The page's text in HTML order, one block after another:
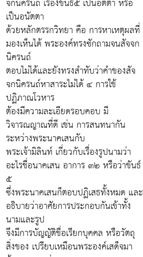
เป็นอนัตตา
ด้วยหลักตรรกวิทยา คือ การหาเหตุผลที่
มองเห็นได้ พระองค์ทรงซักถามจนสัจจก
นิครนถ์
ตอบไม่ได้และยังทรงสำทับว่าคำของสัจ
จกนิครนถ์หาสาระไม่ได้ ๔ การใช้
ปฏิภาณโวหาร
ต้องมีความละเอียดรอบคอบ มี
วิจารณญาณที่ดี เช่น การสนทนากัน
ระหว่างพระนาคเสนกับ
พระเจ้ามิลินท์ เกี่ยวกับเรื่องรูปนามว่า
อะไรชื่อนาคเสน อาการ ๓๒ หรือว่าขันธ์
๕
ซึ่งพระนาคเสนก็ตอบปฏิเสธทั้งหมด และ
อธิบายว่าอาศัยการประกอบกันเข้าทั้ง
นามและรูป
จึงมีการบัญญัติชื่อเรียกบุคคล หรือวัตถุ
สิ่งของ เปรียบเหมือนพระองค์เสด็จมา